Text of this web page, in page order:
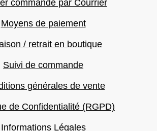
commande par Courrier
Moyens de paiement
/ retrait en boutique
Suivi de commande
générales de vente
de Confidentialité (RGPD)
Informations Légales